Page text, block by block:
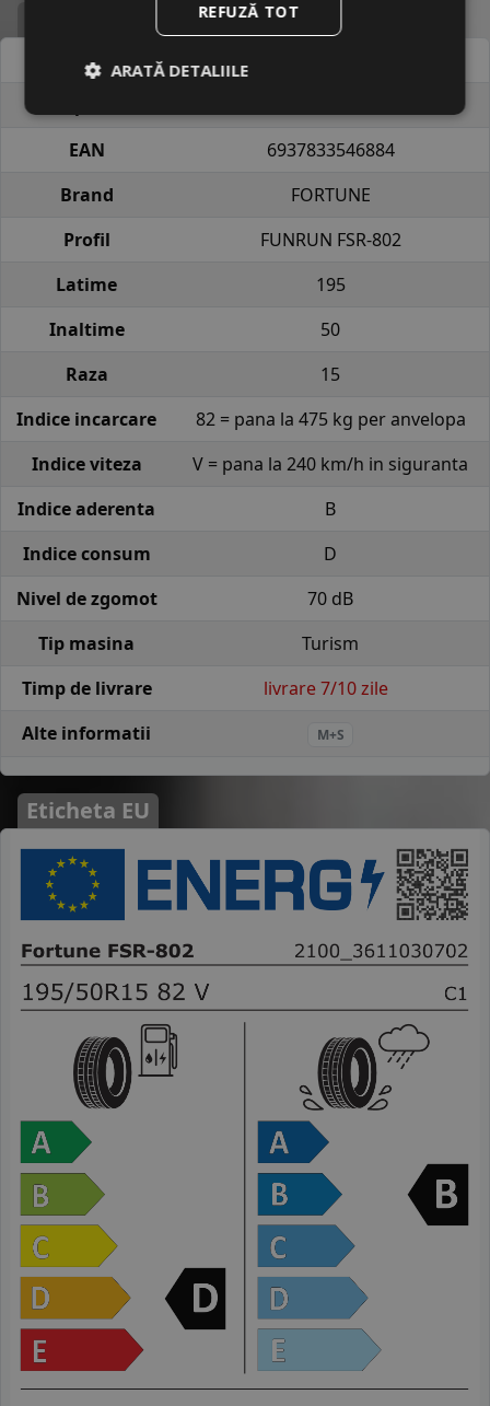
Atribut
EAN
6937833546884
Brand
FORTUNE
Profil
FUNRUN FSR-802
Latime
195
Inaltime
50
Raza
15
Indice incarcare
82 = pana la 475 kg per anvelopa
Indice viteza
V = pana la 240 km/h in siguranta
Indice aderenta
B
Indice consum
D
Nivel de zgomot
70 dB
Tip masina
Turism
Timp de livrare
livrare 7/10 zile
Alte informatii
M+S
Eticheta EU
REFUZĂ TOT
ARATĂ DETALIILE